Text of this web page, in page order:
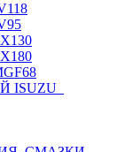
ISUZU